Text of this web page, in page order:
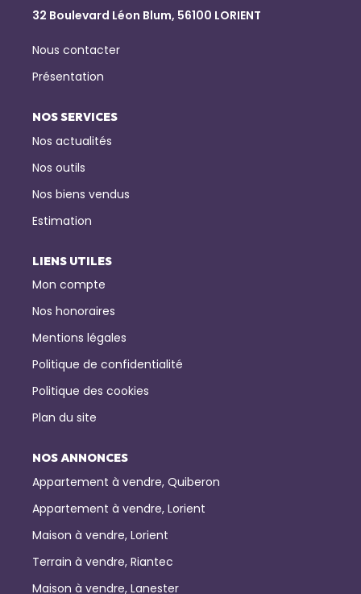
Nos Actualités
32 Boulevard Léon Blum, 56100 LORIENT
Nous contacter
Présentation
NOS SERVICES
Nos actualités
Nos outils
Nos biens vendus
Estimation
LIENS UTILES
Mon compte
Nos honoraires
Mentions légales
Politique de confidentialité
Politique des cookies
Plan du site
NOS ANNONCES
Appartement à vendre, Quiberon
Appartement à vendre, Lorient
Maison à vendre, Lorient
Terrain à vendre, Riantec
Maison à vendre, Lanester